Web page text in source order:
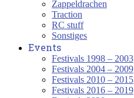
Zappeldrachen
Traction
RC stuff
Sonstiges
Events
Festivals 1998 – 2003
Festivals 2004 – 2009
Festivals 2010 – 2015
Festivals 2016 – 2019